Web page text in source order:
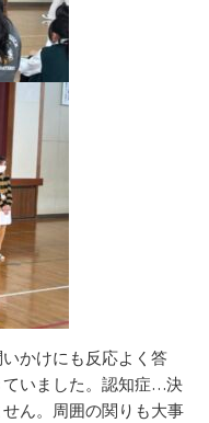
かけにも反応よく答
ていました。認知症…決
ん。周囲の関りも大事